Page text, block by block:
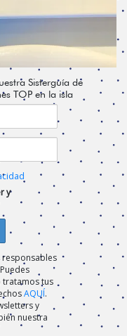
Sisterguía de
TOP en la isla
y
responsables
tratamos tus
AQUÍ.
y
nuestra